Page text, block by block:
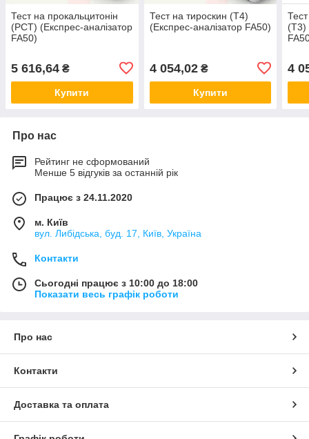
Тест на прокальцитонін
(PCT) (Експрес-аналізатор
FA50)
5 616,64 ₴
Купити
Тест на тироскин (Т4)
(Експрес-аналізатор FA50)
4 054,02₴
Купити
(Т3)
4
Про нас
Рейтинг не сформований
Менше 5 відгуків за останній рік
Працює з 24.11.2020
м. Київ
вул. Либідська, буд. 17, Київ, Україна
Контакти
Сьогодні працює з 10:00 до 18:00
Показати весь графік роботи
Про нас
Контакти
Доставка та оплата